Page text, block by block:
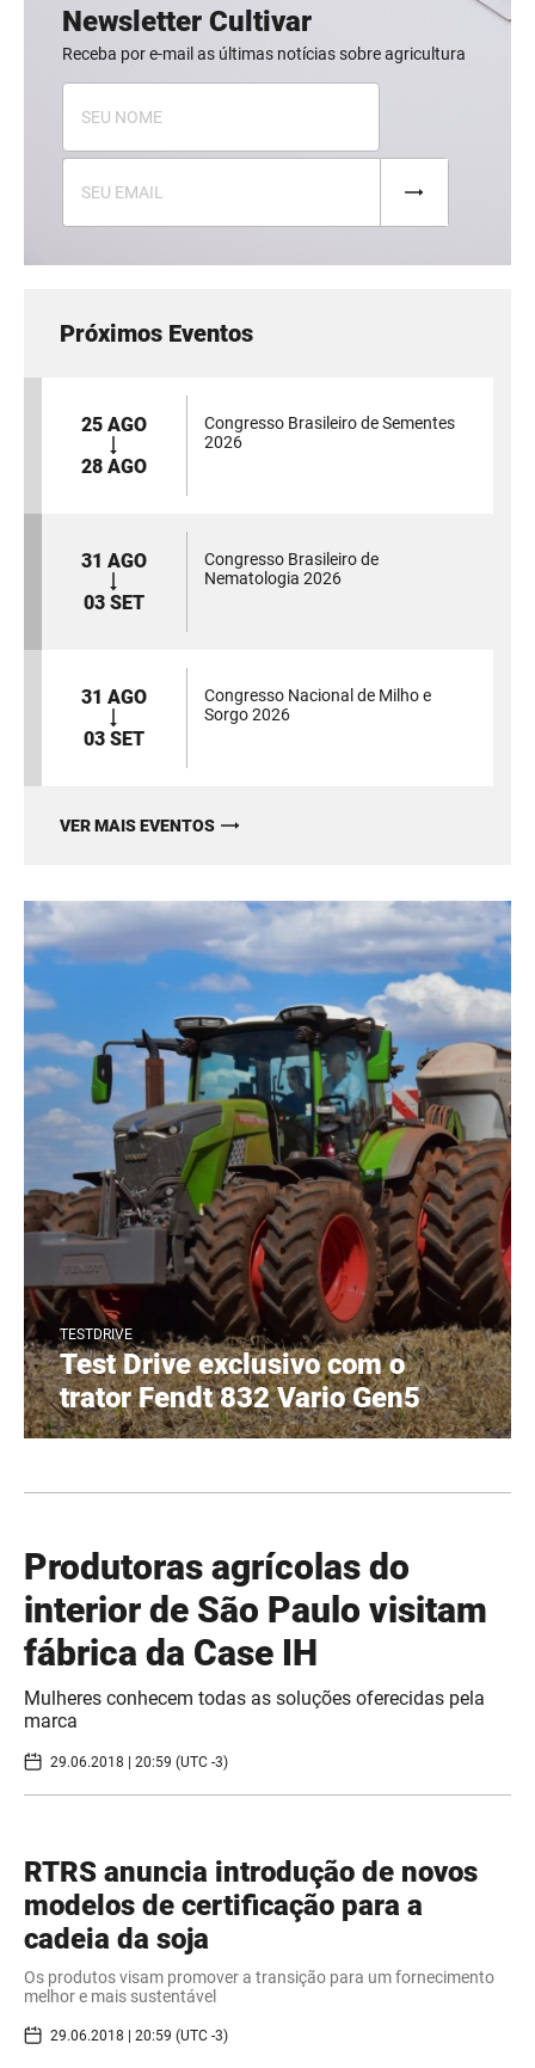
Newsletter Cultivar
Receba por e-mail as últimas notícias sobre agricultura
Próximos Eventos
25 AGO
28 AGO
Congresso Brasileiro de Sementes
2026
31 AGO
03 SET
Congresso Brasileiro de
Nematologia 2026
31 AGO
03 SET
Congresso Nacional de Milho e
Sorgo 2026
VER MAIS EVENTOS
TESTDRIVE
Test Drive exclusivo com o
trator Fendt 832 Vario Gen5
Produtoras agrícolas do
interior de São Paulo visitam
fábrica da Case IH
Mulheres conhecem todas as soluções oferecidas pela
marca
29.06.2018 | 20:59 (UTC -3)
RTRS anuncia introdução de novos
modelos de certificação para a
cadeia da soja
Os produtos visam promover a transição para um fornecimento
melhor e mais sustentável
29.06.2018 | 20:59 (UTC -3)